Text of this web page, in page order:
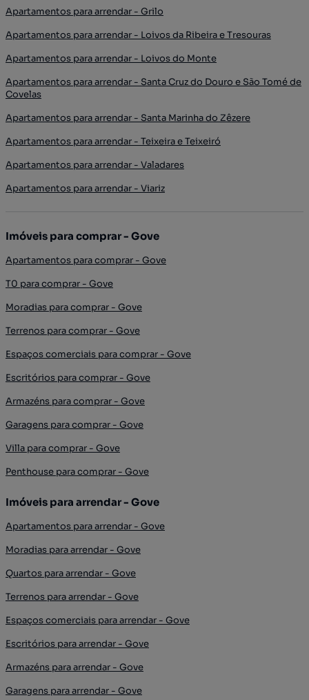
Apartamentos para arrendar - Grilo
Apartamentos para arrendar - Loivos da Ribeira e Tresouras
Apartamentos para arrendar - Loivos do Monte
Apartamentos para arrendar - Santa Cruz do Douro e São Tomé de
Covelas
Apartamentos para arrendar - Santa Marinha do Zêzere
Apartamentos para arrendar - Teixeira e Teixeiró
Apartamentos para arrendar - Valadares
Apartamentos para arrendar - Viariz
Imóveis para comprar - Gove
Apartamentos para comprar - Gove
T0 para comprar - Gove
Moradias para comprar - Gove
Terrenos para comprar - Gove
Espaços comerciais para comprar - Gove
Escritórios para comprar - Gove
Armazéns para comprar - Gove
Garagens para comprar - Gove
Villa para comprar - Gove
Penthouse para comprar - Gove
Imóveis para arrendar - Gove
Apartamentos para arrendar - Gove
Moradias para arrendar - Gove
Quartos para arrendar - Gove
Terrenos para arrendar - Gove
Espaços comerciais para arrendar - Gove
Escritórios para arrendar - Gove
Armazéns para arrendar - Gove
Garagens para arrendar - Gove